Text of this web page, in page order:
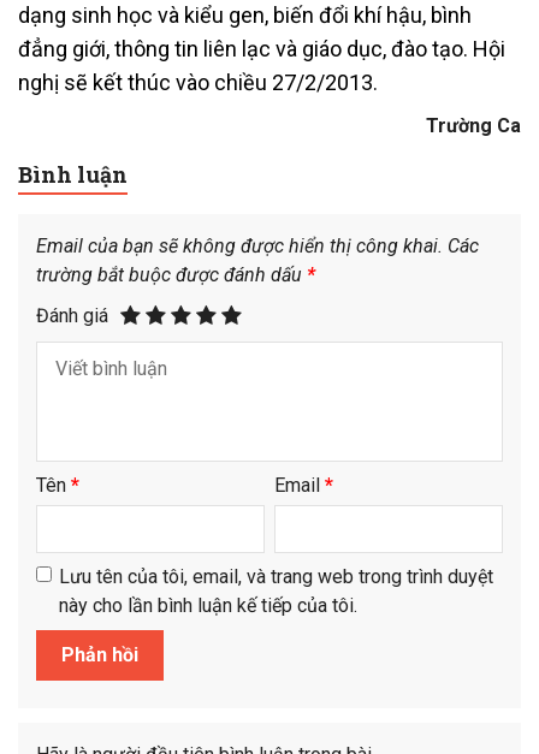
dạng sinh học và kiểu gen, biến đổi khí hậu, bình
đẳng giới, thông tin liên lạc và giáo dục, đào tạo. Hội
nghị sẽ kết thúc vào chiều 27/2/2013.
Trường Ca
Bình luận
Email của bạn sẽ không được hiển thị công khai. Các
trường bắt buộc được đánh dấu *
Đánh giá
Tên * Email *
Lưu tên của tôi, email, và trang web trong trình duyệt
này cho lần bình luận kế tiếp của tôi.